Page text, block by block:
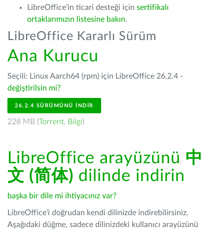
LibreOffice'in ticari desteği için sertifikalı
ortaklarımızın listesine bakın.
LibreOffice Kararlı Sürüm
Ana Kurucu
Seçili: Linux Aarch64 (rpm) için LibreOffice 26.2.4 -
değiştirilsin mi?
26.2.4 SÜRÜMÜNÜ İNDIR
228 MB (Torrent, Bilgi)
LibreOffice arayüzünü 中
文 (简体) dilinde indirin
başka bir dile mi ihtiyacınız var?
LibreOffice'i doğrudan kendi dilinizde indirebilirsiniz.
Aşağıdaki düğme, sadece dilinizdeki kullanıcı arayüzünü